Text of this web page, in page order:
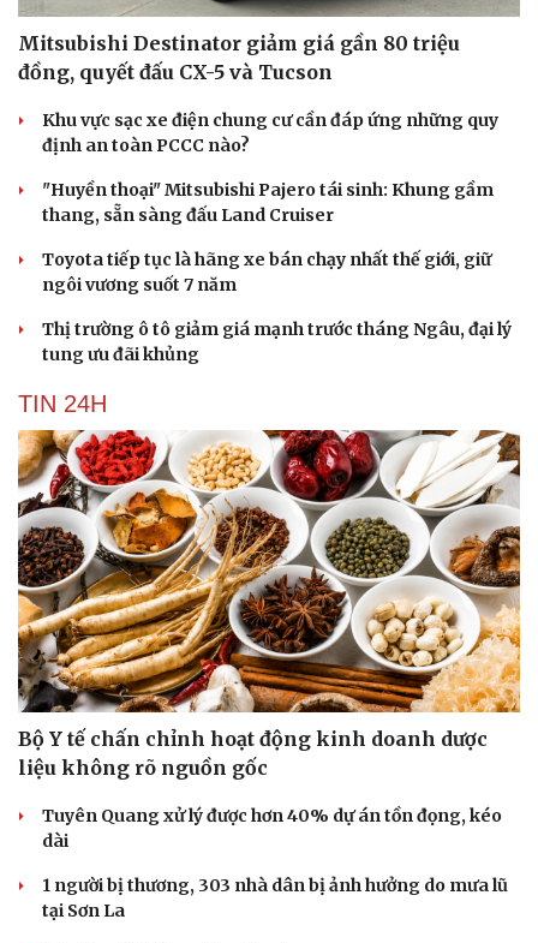
Mitsubishi Destinator giảm giá gần 80 triệu
đồng, quyết đấu CX-5 và Tucson
Khu vực sạc xe điện chung cư cần đáp ứng những quy
định an toàn PCCC nào?
"Huyền thoại" Mitsubishi Pajero tái sinh: Khung gầm
thang, sẵn sàng đấu Land Cruiser
Toyota tiếp tục là hãng xe bán chạy nhất thế giới, giữ
ngôi vương suốt 7 năm
Thị trường ô tô giảm giá mạnh trước tháng Ngâu, đại lý
tung ưu đãi khủng
TIN 24H
Bộ Y tế chấn chỉnh hoạt động kinh doanh dược
liệu không rõ nguồn gốc
Tuyên Quang xử lý được hơn 40% dự án tồn đọng, kéo
dài
1 người bị thương, 303 nhà dân bị ảnh hưởng do mưa lũ
tại Sơn La